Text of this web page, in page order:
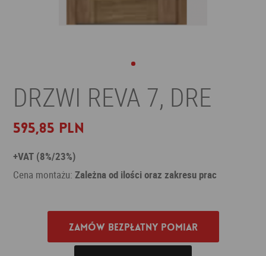
DRZWI REVA 7, DRE
595,85 PLN
+VAT (8%/23%)
Cena montażu:Zależna od ilości oraz zakresu prac
Zamów bezpłatny pomiar